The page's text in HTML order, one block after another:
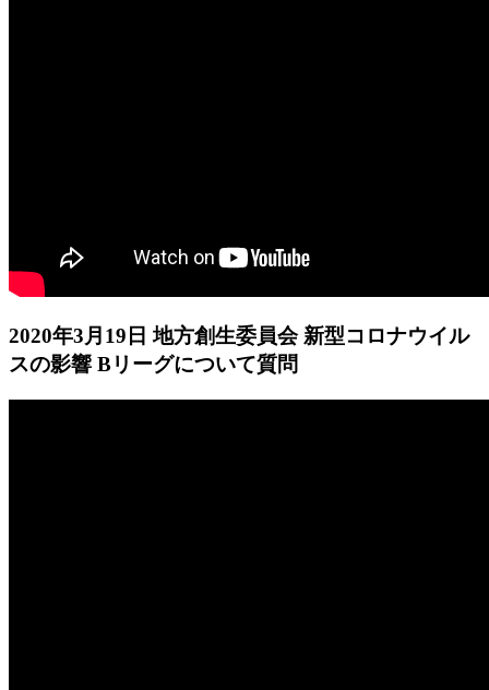
2020年3月19日 地方創生委員会 新型コロナウイル
スの影響 Bリーグについて質問